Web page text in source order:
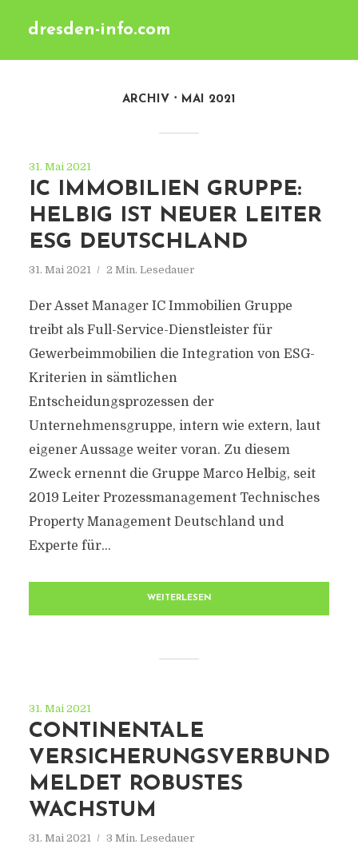
dresden-info.com
ARCHIV MAI 2021
31. Mai 2021
IC IMMOBILIEN GRUPPE:
HELBIG IST NEUER LEITER
ESG DEUTSCHLAND
31. Mai 2021 2 Min. Lesedauer
Der Asset Manager IC Immobilien Gruppe
treibt als Full-Service-Dienstleister für
Gewerbeimmobilien die Integration von ESG-
Kriterien in sämtlichen
Entscheidungsprozessen der
Unternehmensgruppe, intern wie extern, laut
eigener Aussage weiter voran. Zu diesem
Zweck ernennt die Gruppe Marco Helbig, seit
2019 Leiter Prozessmanagement Technisches
Property Management Deutschland und
Experte für...
WEITERLESEN
31. Mai 2021
CONTINENTALE
VERSICHERUNGSVERBUND
MELDET ROBUSTES
WACHSTUM
31. Mai 2021 3 Min. Lesedauer